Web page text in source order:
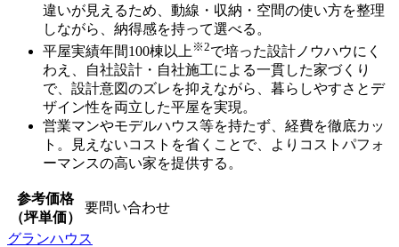
違いが見えるため、動線・収納・空間の使い方を整理
しながら、納得感を持って選べる。
平屋実績年間100棟以上 ※2で培った設計ノウハウにく
わえ、自社設計・自社施工による一貫した家づくり
で、設計意図のズレを抑えながら、暮らしやすさとデ
ザイン性を両立した平屋を実現。
営業マンやモデルハウス等を持たず、経費を徹底カッ
ト 。見えないコストを省くことで、よりコストパフォ
ーマンスの高い家を提供する。
参考価格
（坪単価）
要問い合わせ
グランハウス